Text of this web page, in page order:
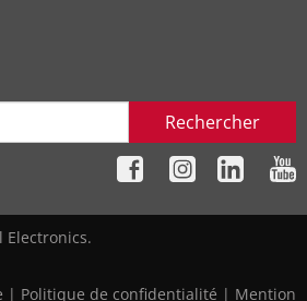
Rechercher
Electronics.
| Politique de confidentialité | Mention